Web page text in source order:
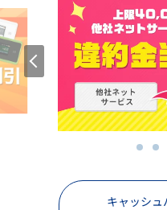
キャッシュ